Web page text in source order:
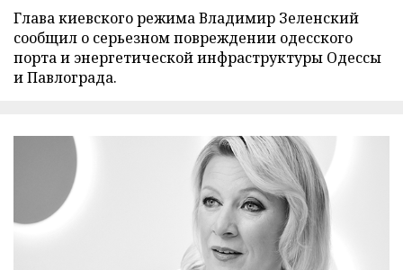
Глава киевского режима Владимир Зеленский
сообщил о серьезном повреждении одесского
порта и энергетической инфраструктуры Одессы
и Павлограда.